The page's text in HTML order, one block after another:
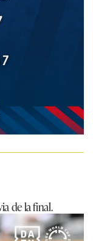
de la final.